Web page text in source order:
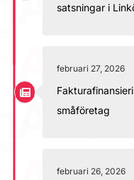
satsningar i
februari 27, 2026
småföretag
februari 26, 2026